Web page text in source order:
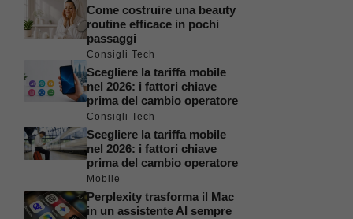
Come costruire una beauty
routine efficace in pochi
passaggi
Consigli Tech
Scegliere la tariffa mobile
nel 2026: i fattori chiave
prima del cambio operatore
Consigli Tech
Scegliere la tariffa mobile
nel 2026: i fattori chiave
prima del cambio operatore
Mobile
Perplexity trasforma il Mac
in un assistente AI sempre